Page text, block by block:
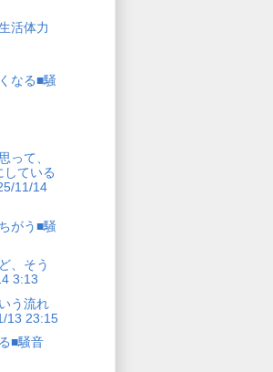
活体力
なる■騒
って、
している
11/14
がう■騒
、そう
3:13
う流れ
13 23:15
■騒音